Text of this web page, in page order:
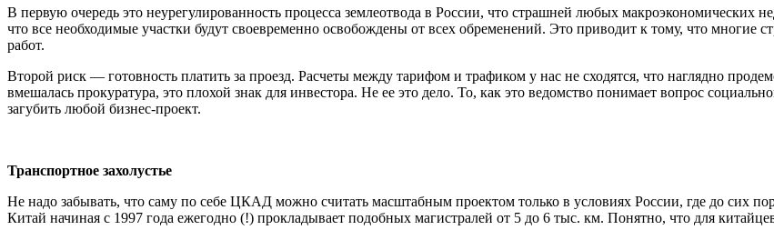
В первую очередь это неурегулированность процесса землеотвода в России, что страшней любых макроэкономических
что все необходимые участки будут своевременно освобождены от всех обременений. Это приводит к тому, что
работ.
Второй риск — готовность платить за проезд. Расчеты между тарифом и трафиком у нас не сходятся, что наглядно
вмешалась прокуратура, это плохой знак для инвестора. Не ее это дело. То, как это ведомство понимает вопрос
загубить любой бизнес-проект.
Транспортное захолустье
Не надо забывать, что саму по себе ЦКАД можно считать масштабным проектом только в условиях России, где до сих
Китай начиная с 1997 года ежегодно (!) прокладывает подобных магистралей от 5 до 6 тыс. км. Понятно, что для